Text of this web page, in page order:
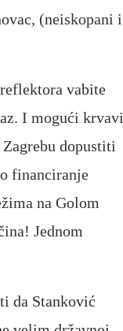
(neiskopani i
vabite
I mogući krvavi
dopustiti
financiranje
na Golom
Jednom
da Stanković